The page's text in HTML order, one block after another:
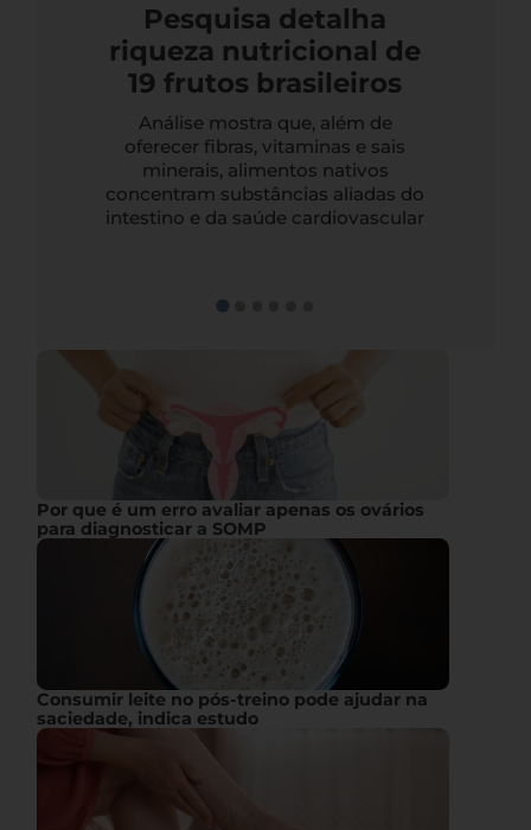
Pesquisa detalha
riqueza nutricional de
19 frutos brasileiros
Análise mostra que, além de
oferecer fibras, vitaminas e sais
minerais, alimentos nativos
concentram substâncias aliadas do
intestino e da saúde cardiovascular
Por que é um erro avaliar apenas os ovários
para diagnosticar a SOMP
Consumir leite no pós-treino pode ajudar na
saciedade, indica estudo